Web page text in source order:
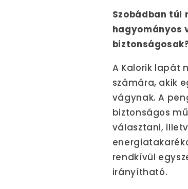
Szobádban túl
hagyományos
A Kalorik lapát
számára, akik
vágynak. A
biztonságos
választani,
rendkívül
irányítható.